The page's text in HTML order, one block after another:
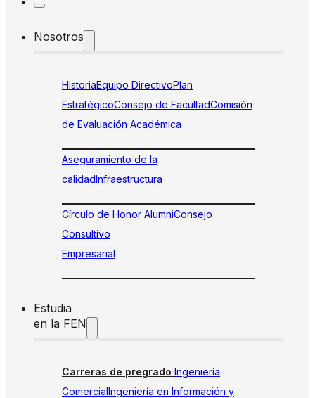
Nosotros
HistoriaEquipo DirectivoPlan
EstratégicoConsejo de FacultadComisión
de Evaluación Académica
Aseguramiento de la
calidadInfraestructura
Círculo de Honor AlumniConsejo
Consultivo
Empresarial
Estudia
en la FEN
Carreras de pregrado Ingeniería
ComercialIngeniería en Información y